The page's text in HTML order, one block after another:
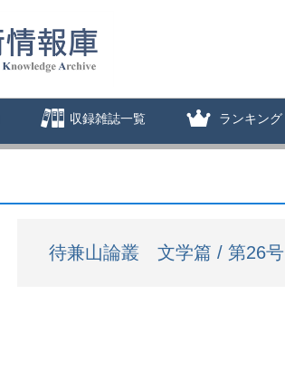
収録雑誌一覧 ランキング
待兼山論叢 文学篇 / 第26号